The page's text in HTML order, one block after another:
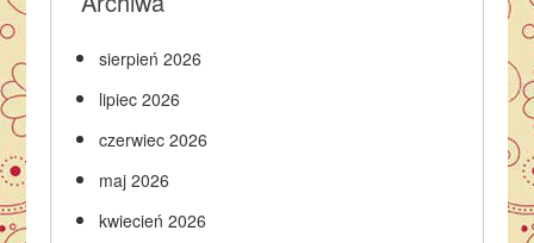
sierpień 2026
lipiec 2026
czerwiec 2026
maj 2026
kwiecień 2026